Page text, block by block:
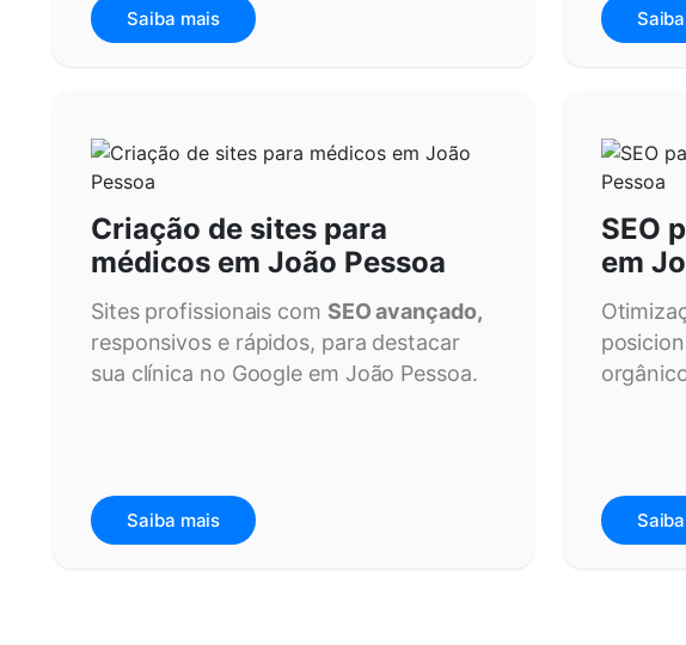
Saiba mais
Criação de sites para
médicos em João Pessoa
Sites profissionais com SEO avançado,
responsivos e rápidos, para destacar
sua clínica no Google em João Pessoa.
Saiba mais
SEO
em